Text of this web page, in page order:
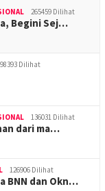
265459 Dilihat
Begini Sej…
Dilihat
136031 Dilihat
dari ma…
126906 Dilihat
BNN dan Okn…